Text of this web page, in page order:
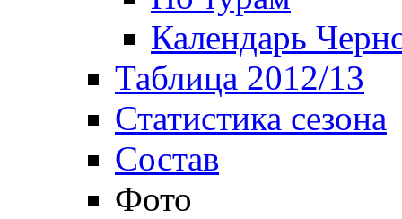
Календарь
Таблица 2012/13
Статистика сезона
Состав
Фото